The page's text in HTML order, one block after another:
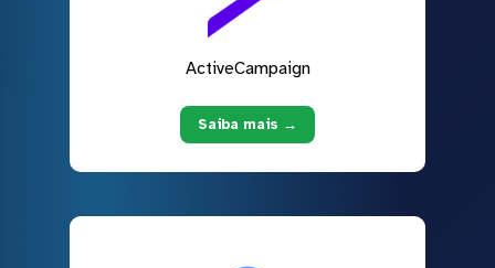
ActiveCampaign
Saiba mais →